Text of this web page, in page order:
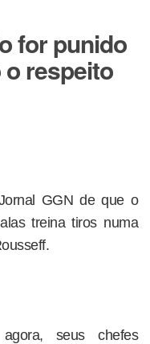
for punido
o respeito
GGN de que o
treina tiros numa
seus chefes